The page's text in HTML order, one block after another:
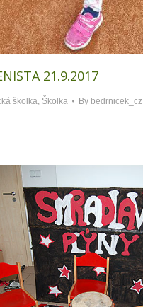
21.9.2017
školka, Školka By bedrnicek_cz